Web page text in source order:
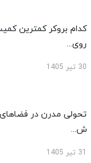
کدام بروکر کمترین
روی...
30 تیر 1405
تحولی مدرن در فضاهای
ش...